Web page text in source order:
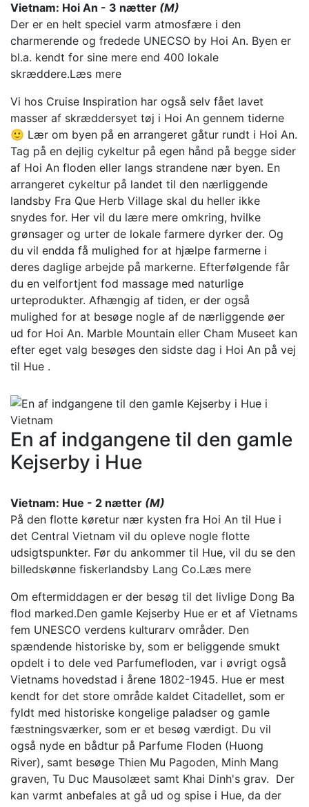
Vietnam: Hoi An - 3 nætter (M)
Der er en helt speciel varm atmosfære i den
charmerende og fredede UNECSO by Hoi An. Byen er
bl.a. kendt for sine mere end 400 lokale
skræddere.Læs mere
Vi hos Cruise Inspiration har også selv fået lavet
masser af skræddersyet tøj i Hoi An gennem tiderne
🙂 Lær om byen på en arrangeret gåtur rundt i Hoi An.
Tag på en dejlig cykeltur på egen hånd på begge sider
af Hoi An floden eller langs strandene nær byen. En
arrangeret cykeltur på landet til den nærliggende
landsby Fra Que Herb Village skal du heller ikke
snydes for. Her vil du lære mere omkring, hvilke
grønsager og urter de lokale farmere dyrker der. Og
du vil endda få mulighed for at hjælpe farmerne i
deres daglige arbejde på markerne. Efterfølgende får
du en velfortjent fod massage med naturlige
urteprodukter. Afhængig af tiden, er der også
mulighed for at besøge nogle af de nærliggende øer
ud for Hoi An. Marble Mountain eller Cham Museet kan
efter eget valg besøges den sidste dag i Hoi An på vej
til Hue .
En af indgangene til den gamle
Kejserby i Hue
Vietnam: Hue - 2 nætter (M)
På den flotte køretur nær kysten fra Hoi An til Hue i
det Central Vietnam vil du opleve nogle flotte
udsigtspunkter. Før du ankommer til Hue, vil du se den
billedskønne fiskerlandsby Lang Co.Læs mere
Om eftermiddagen er der besøg til det livlige Dong Ba
flod marked.Den gamle Kejserby Hue er et af Vietnams
fem UNESCO verdens kulturarv områder. Den
spændende historiske by, som er beliggende smukt
opdelt i to dele ved Parfumefloden, var i øvrigt også
Vietnams hovedstad i årene 1802-1945. Hue er mest
kendt for det store område kaldet Citadellet, som er
fyldt med historiske kongelige paladser og gamle
fæstningsværker, som er et besøg værdigt. Du vil
også nyde en bådtur på Parfume Floden (Huong
River), samt besøge Thien Mu Pagoden, Minh Mang
graven, Tu Duc Mausolæet samt Khai Dinh's grav. Der
kan varmt anbefales at gå ud og spise i Hue, da der